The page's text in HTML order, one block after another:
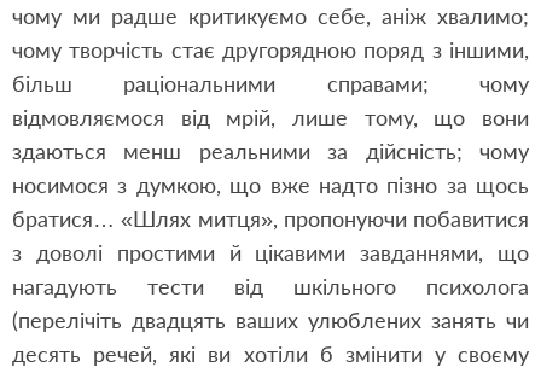
чому ми радше критикуємо себе, аніж хвалимо;
чому творчість стає другорядною поряд з іншими,
більш раціональними справами; чому
відмовляємося від мрій, лише тому, що вони
здаються менш реальними за дійсність; чому
носимося з думкою, що вже надто пізно за щось
братися… «Шлях митця», пропонуючи побавитися
з доволі простими й цікавими завданнями, що
нагадують тести від шкільного психолога
(перелічіть двадцять ваших улюблених занять чи
десять речей, які ви хотіли б змінити у своєму